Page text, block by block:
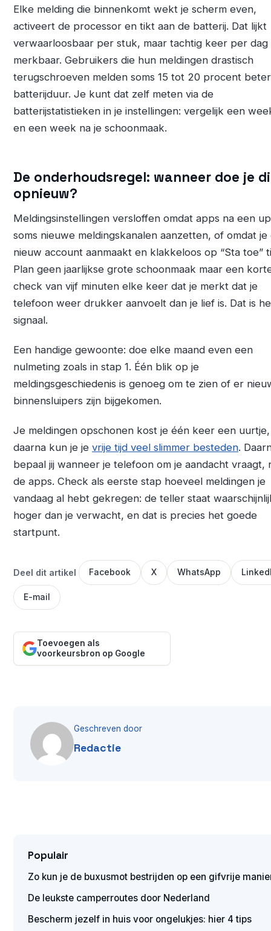
Elke melding die binnenkomt wekt je scherm even,
activeert de processor en tikt aan de batterij. Dat lijkt
verwaarloosbaar per stuk, maar tachtig keer per dag
merkbaar. Gebruikers die hun meldingen drastisch
terugschroeven melden soms 15 tot 20 procent
batterijduur. Je kunt dat zelf meten via de
batterijstatistieken in je instellingen: vergelijk een
en een week na je schoonmaak.
De onderhoudsregel: wanneer doe je
opnieuw?
Meldingsinstellingen versloffen omdat apps na een
soms nieuwe meldingskanalen aanzetten, of omdat je
nieuw account aanmaakt en klakkeloos op “Sta toe”
Plan geen jaarlijkse grote schoonmaak maar een
check van vijf minuten elke keer dat je merkt dat je
telefoon weer drukker aanvoelt dan je lief is. Dat is
signaal.
Een handige gewoonte: doe elke maand even een
nulmeting zoals in stap 1. Één blik op je
meldingsgeschiedenis is genoeg om te zien of er
binnensluipers zijn bijgekomen.
Je meldingen opschonen kost je één keer een
daarna kun je je vrije tijd veel slimmer besteden.
bepaal jij wanneer je telefoon om je aandacht vraagt,
de apps. Check als eerste stap hoeveel meldingen je
vandaag al hebt gekregen: de teller staat
hoger dan je verwacht, en dat is precies het goede
startpunt.
Deel dit artikel Facebook X WhatsApp
E-mail
Toevoegen als
voorkeursbron op Google
Geschreven door
Redactie
Populair
Zo kun je de buxusmot bestrijden op een gifvrije
De leukste camperroutes door Nederland
Bescherm jezelf in huis voor ongelukjes: hier 4 tips